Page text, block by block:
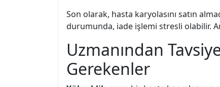
Son olarak, hasta karyolasını satın
durumunda, iade işlemi stresli olabilir.
Uzmanından
Gerekenler